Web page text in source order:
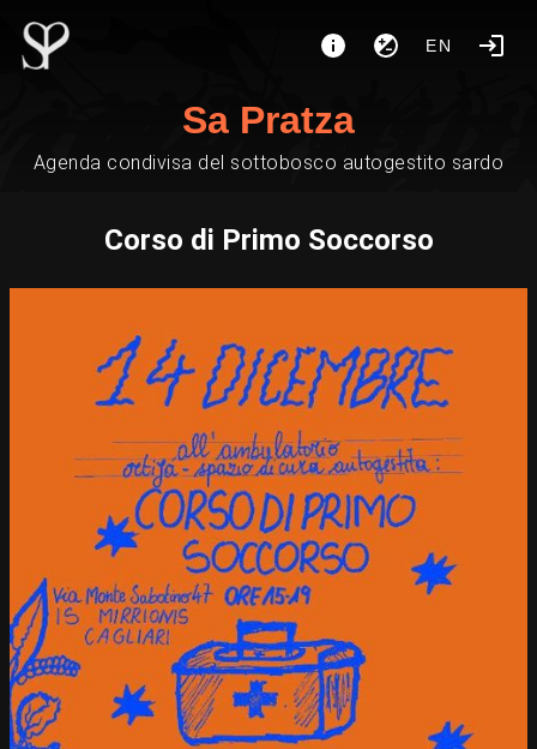
EN
Sa Pratza
Agenda condivisa del sottobosco autogestito sardo
Corso di Primo Soccorso